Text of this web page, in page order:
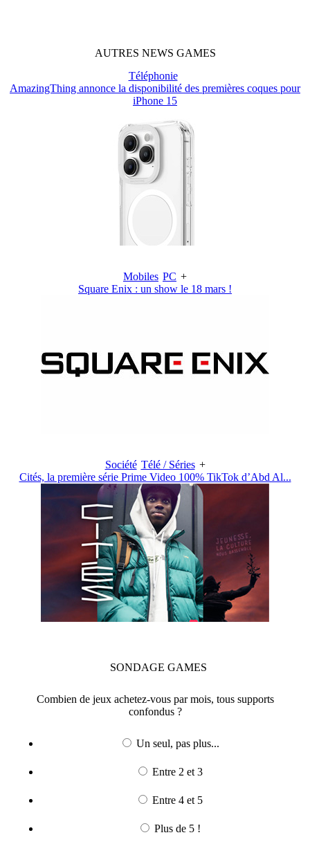
AUTRES NEWS GAMES
Téléphonie
AmazingThing annonce la disponibilité des premières coques pour
iPhone 15
Mobiles PC +
Square Enix : un show le 18 mars !
Société Télé / Séries +
Cités, la première série Prime Video 100% TikTok d’Abd Al...
SONDAGE GAMES
Combien de jeux achetez-vous par mois, tous supports
confondus ?
Un seul, pas plus...
Entre 2 et 3
Entre 4 et 5
Plus de 5 !